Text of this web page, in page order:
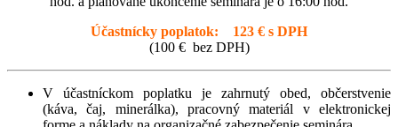
Účastnícky poplatok: 123 € s DPH
(100 € bez DPH)
V účastníckom poplatku je zahrnutý obed, občerstvenie
(káva, čaj, minerálka), pracovný materiál v elektronickej